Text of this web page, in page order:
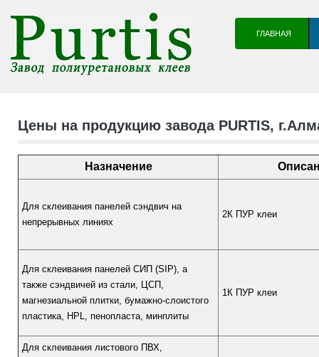
ГЛАВНАЯ
Цены на продукцию завода PURTIS,
Назначение
Для склеивания панелей сэндвич на
непрерывных линиях
2К ПУР клеи
Для склеивания панелей СИП (SIP), а
также сэндвичей из стали, ЦСП,
магнезиальной плитки, бумажно-слоистого
пластика, HPL, пенопласта, минплиты
1К ПУР клеи
Для склеивания листового ПВХ,